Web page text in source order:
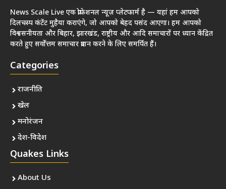
News Scale Live एक प्रोफेशनल न्यूज़ प्लेटफार्म है — यहां हम आपको
दिलचस्प कंटेंट मुहैया कराएंगे, जो आपको बेहद पसंद आएगा। हम आपको
विश्वसनीयता और बिहार, झारखंड, राष्ट्रीय और आदि समाचारों पर ध्यान केंद्रित
करते हुए सर्वोत्तम समाचार प्रदान करने के लिए समर्पित हैं।
Categories
राजनीति
खेल
मनोरंजन
देश-विदेश
Quakes Links
About Us